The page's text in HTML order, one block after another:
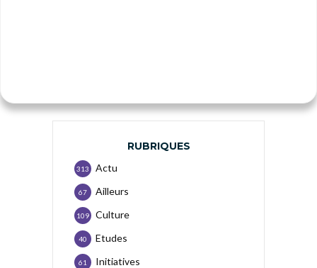
RUBRIQUES
Actu
313
Ailleurs
67
Culture
109
Etudes
40
Initiatives
61